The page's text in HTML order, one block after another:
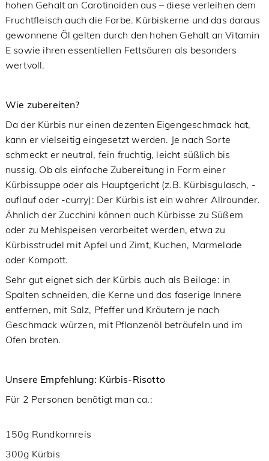
hohen Gehalt an Carotinoiden aus – diese verleihen dem
Fruchtfleisch auch die Farbe. Kürbiskerne und das daraus
gewonnene Öl gelten durch den hohen Gehalt an Vitamin
E sowie ihren essentiellen Fettsäuren als besonders
wertvoll.
Wie zubereiten?
Da der Kürbis nur einen dezenten Eigengeschmack hat,
kann er vielseitig eingesetzt werden. Je nach Sorte
schmeckt er neutral, fein fruchtig, leicht süßlich bis
nussig. Ob als einfache Zubereitung in Form einer
Kürbissuppe oder als Hauptgericht (z.B. Kürbisgulasch, -
auflauf oder -curry): Der Kürbis ist ein wahrer Allrounder.
Ähnlich der Zucchini können auch Kürbisse zu Süßem
oder zu Mehlspeisen verarbeitet werden, etwa zu
Kürbisstrudel mit Apfel und Zimt, Kuchen, Marmelade
oder Kompott.
Sehr gut eignet sich der Kürbis auch als Beilage: in
Spalten schneiden, die Kerne und das faserige Innere
entfernen, mit Salz, Pfeffer und Kräutern je nach
Geschmack würzen, mit Pflanzenöl beträufeln und im
Ofen braten.
Unsere Empfehlung: Kürbis-Risotto
Für 2 Personen benötigt man ca.:
150g Rundkornreis
300g Kürbis